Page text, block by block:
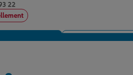
22
un RDV Voir